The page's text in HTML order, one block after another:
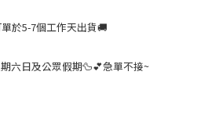
於5-7個工作天出貨🚚
六日及公眾假期🦆💕急單不接~